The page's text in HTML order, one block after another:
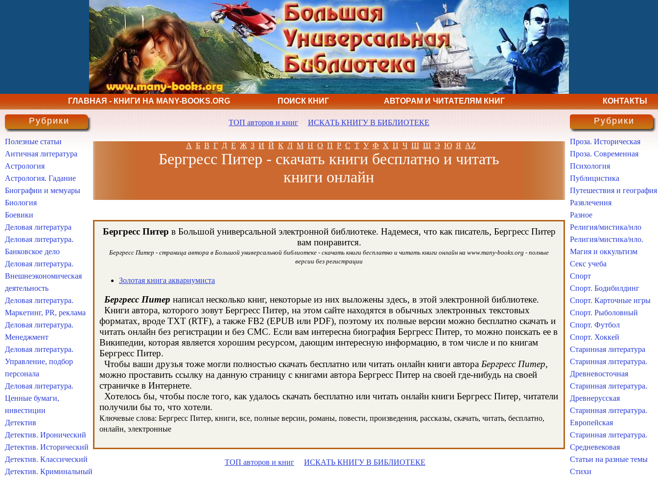
ГЛАВНАЯ - КНИГИ НА MANY-BOOKS.ORG ПОИСК КНИГ АВТОРАМ И ЧИТАТЕЛЯМ КНИГ КОНТАКТЫ
ТОП авторов и книг ИСКАТЬ КНИГУ В БИБЛИОТЕКЕ
А Б В Г Д Е Ж З И Й К Л М Н О П Р С Т У Ф Х Ц Ч Ш Щ Э Ю Я AZ
Бергресс Питер - скачать книги бесплатно и читать
книги онлайн
Бергресс Питер в Большой универсальной электронной библиотеке. Надемеся, что как писатель, Бергресс Питер
вам понравится.
Бергресс Питер - страница автора в Большой универсальной библиотеке - скачать книги бесплатно и читать книги онлайн на www.many-books.org - полные
версии без регистрации
Золотая книга аквариумиста
Бергресс Питер написал несколько книг, некоторые из них выложены здесь, в этой электронной библиотеке.
Книги автора, которого зовут Бергресс Питер, на этом сайте находятся в обычных электронных текстовых
форматах, вроде TXT (RTF), а также FB2 (EPUB или PDF), поэтому их полные версии можно бесплатно скачать и
читать онлайн без регистрации и без СМС. Если вам интересна биография Бергресс Питер, то можно поискать ее в
Википедии, которая является хорошим ресурсом, дающим интересную информацию, в том числе и по книгам
Бергресс Питер.
Чтобы ваши друзья тоже могли полностью скачать бесплатно или читать онлайн книги автора Бергресс Питер,
можно проставить ссылку на данную страницу с книгами автора Бергресс Питер на своей где-нибудь на своей
страничке в Интернете.
Хотелось бы, чтобы после того, как удалось скачать бесплатно или читать онлайн книги Бергресс Питер, читатели
получили бы то, что хотели.
Ключевые слова: Бергресс Питер, книги, все, полные версии, романы, повести, произведения, рассказы, скачать, читать, бесплатно,
онлайн, электронные
ТОП авторов и книг ИСКАТЬ КНИГУ В БИБЛИОТЕКЕ
Рубрики
Полезные статьи
Античная литература
Астрология
Астрология. Гадание
Биографии и мемуары
Биология
Боевики
Деловая литература
Деловая литература.
Банковское дело
Деловая литература.
Внешнеэкономическая
деятельность
Деловая литература.
Маркетинг, PR, реклама
Деловая литература.
Менеджмент
Деловая литература.
Управление, подбор
персонала
Деловая литература.
Ценные бумаги,
инвестиции
Детектив
Детектив. Иронический
Детектив. Исторический
Детектив. Классический
Детектив. Криминальный
Рубрики
Проза. Историческая
Проза. Современная
Психология
Публицистика
Путешествия и география
Развлечения
Разное
Религия/мистика/нло
Религия/мистика/нло.
Магия и оккультизм
Секс учеба
Спорт
Спорт. Бодибилдинг
Спорт. Карточные игры
Спорт. Рыболовный
Спорт. Футбол
Спорт. Хоккей
Старинная литература
Старинная литература.
Древневосточная
Старинная литература.
Древнерусская
Старинная литература.
Европейская
Старинная литература.
Средневековая
Статьи на разные темы
Стихи